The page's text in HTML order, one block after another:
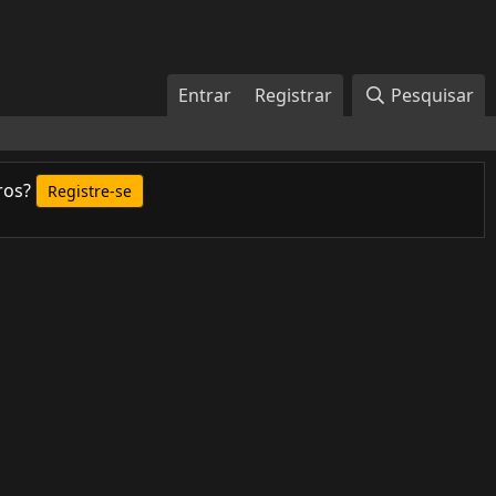
Entrar Registrar Pesquisar
Registre-se